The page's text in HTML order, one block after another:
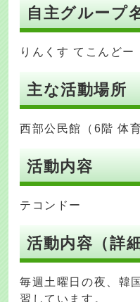
自主グループ
りんくす てこんどー
主な活動場所
西部公民館（6階 体育
活動内容
テコンドー
活動内容（詳細
毎週土曜日の夜、韓
習しています。